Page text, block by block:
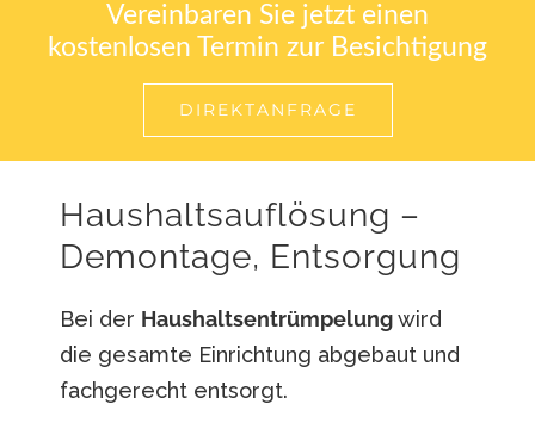
Vereinbaren Sie jetzt einen
kostenlosen Termin zur Besichtigung
DIREKTANFRAGE
Haushaltsauflösung –
Demontage, Entsorgung
Bei der Haushaltsentrümpelungwird
die gesamte Einrichtung abgebaut und
fachgerecht entsorgt.